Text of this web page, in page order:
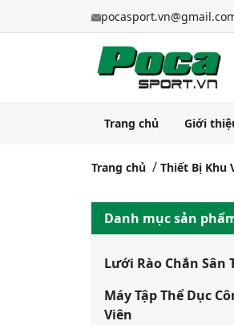
Trang chủ Giới
Trang chủ Thiết Bị Khu
Danh mục sản
Lưới Rào Chắn Sân
Máy Tập Thể Dục
Viên